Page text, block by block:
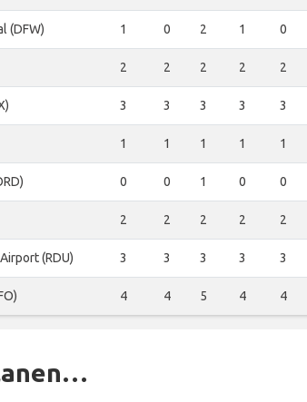
(DFW) 1 0 2 1 0
2 2 2 2 2
3 3 3 3 3
1 1 1 1 1
0 0 1 0 0
2 2 2 2 2
(RDU) 3 3 3 3 3
4 4 5 4 4